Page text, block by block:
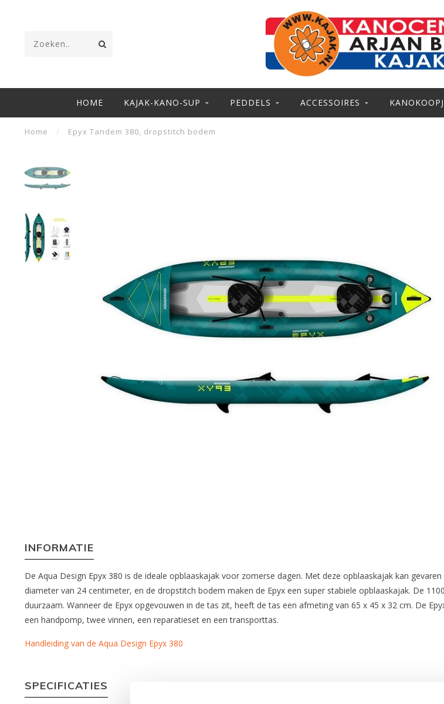
HOME KAJAK-KANO-SUP PEDDELS ACCESSOIRES
Home / Epyx Tandem 380, dropstitch bodem
INFORMATIE
De Aqua Design Epyx 380 is de ideale opblaaskajak voor zomerse dagen. Met deze opblaaskajak kan
diameter van 24 centimeter, en de dropstitch bodem maken de Epyx een super stabiele opblaaskajak. De
duurzaam. Wanneer de Epyx opgevouwen in de tas zit, heeft de tas een afmeting van 65 x 45 x 32 cm. De
een handpomp, twee vinnen, een reparatieset en een transporttas.
Handleiding van de Aqua Design Epyx 380
SPECIFICATIES